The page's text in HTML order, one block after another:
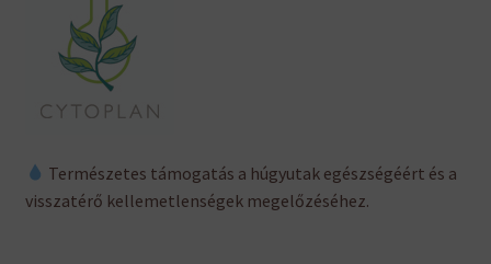
Természetes támogatás a húgyutak egészségéért és a
visszatérő kellemetlenségek megelőzéséhez.